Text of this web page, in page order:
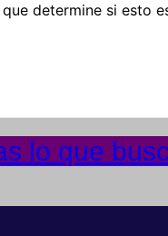
determine si esto
lo que